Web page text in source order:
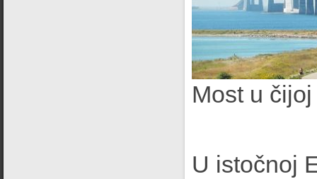
Most u
U istočnoj